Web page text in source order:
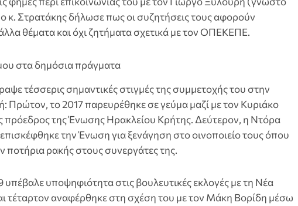
κ. Στρατάκης δήλωσε πως οι συζητήσεις τους αφορούν
θέματα και όχι ζητήματα σχετικά με τον ΟΠΕΚΕΠΕ.
στα δημόσια πράγματα
τέσσερις σημαντικές στιγμές της συμμετοχής του στην
Πρώτον, το 2017 παρευρέθηκε σε γεύμα μαζί με τον Κυριάκο
της Ένωσης Ηρακλείου Κρήτης. Δεύτερον, η Ντόρα
την Ένωση για ξενάγηση στο οινοποιείο τους όπου
ρακής στους συνεργάτες της.
υπέβαλε υποψηφιότητα στις βουλευτικές εκλογές με τη Νέα
τέταρτον αναφέρθηκε στη σχέση του με τον Μάκη Βορίδη μέσω